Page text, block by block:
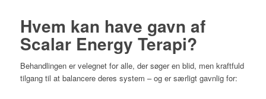
Hvem kan have gavn af
Scalar Energy Terapi?
Behandlingen er velegnet for alle, der søger en blid, men kraftfuld
tilgang til at balancere deres system – og er særligt gavnlig for: